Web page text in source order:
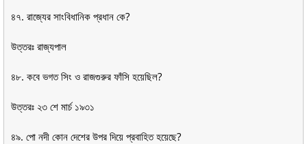
৪৭. রাজ্যের সাংবিধানিক প্রধান কে?
উত্তরঃ রাজ্যপাল
৪৮. কবে ভগত সিং ও রাজগুরুর ফাঁসি হয়েছিল?
উত্তরঃ ২৩ শে মার্চ ১৯৩১
৪৯. পো নদী কোন দেশের উপর দিয়ে প্রবাহিত হয়েছে?